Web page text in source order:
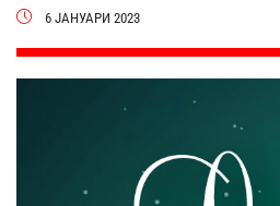
6 ЈАНУАРИ 2023